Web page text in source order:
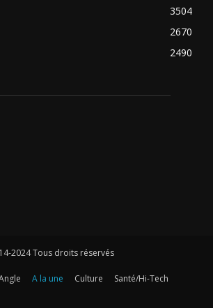
3504
2670
2490
2024 Tous droits réservés
A la une Culture
Santé/Hi-Tech